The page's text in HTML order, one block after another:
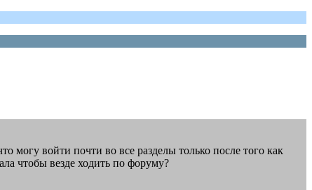
могу войти почти во все разделы только после того как
чтобы везде ходить по форуму?